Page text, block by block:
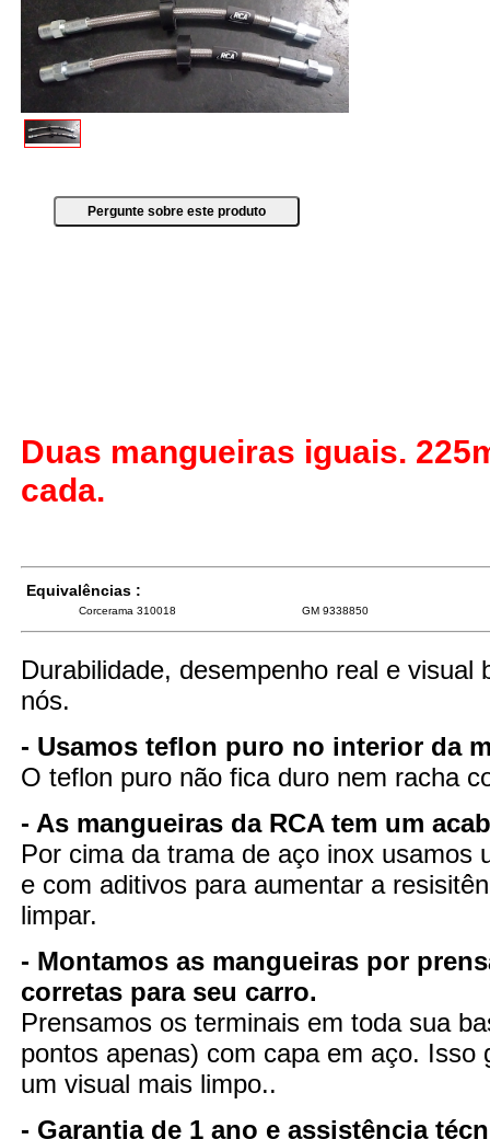
Duas mangueiras iguais.
cada.
Equivalências :
Corcerama 310018 GM 9338850
Durabilidade, desempenho real e visual
nós.
- Usamos teflon puro no interior da
O teflon puro não fica duro nem racha
- As mangueiras da RCA tem um
Por cima da trama de aço inox usamos
e com aditivos para aumentar a
limpar.
- Montamos as mangueiras por
corretas para seu carro.
Prensamos os terminais em toda sua
pontos apenas) com capa em aço. Isso
um visual mais limpo..
- Garantia de 1 ano e assistência